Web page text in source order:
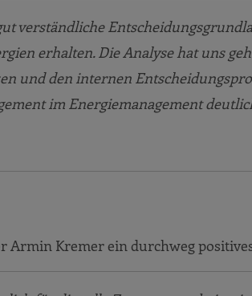
verständliche
erhalten. Die Analyse hat uns
und den internen
im Energiemanagement
Armin Kremer ein durchweg